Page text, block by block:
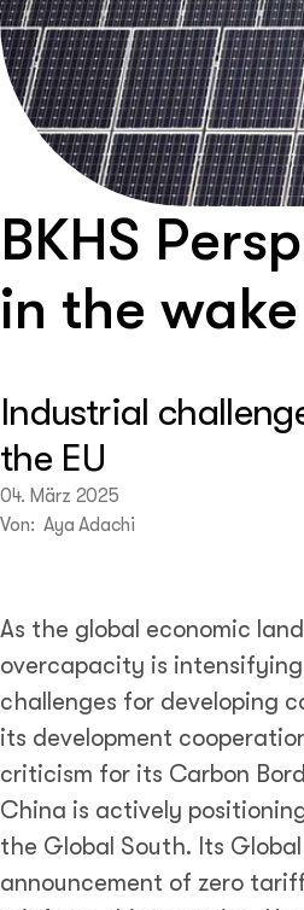
BKHS
in the
Industrial
the EU
04. März 2025
Von: Aya Adachi
As the global economic
overcapacity is
challenges for developing
its development
criticism for its Carbon
China is actively
the Global South. Its
announcement of zero